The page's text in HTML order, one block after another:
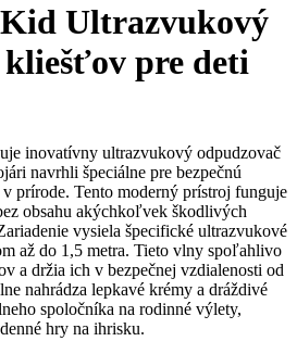
Ultrazvukový
kliešťov pre deti
inovatívny ultrazvukový odpudzovač
navrhli špeciálne pre bezpečnú
prírode. Tento moderný prístroj funguje
obsahu akýchkoľvek škodlivých
vysiela špecifické ultrazvukové
až do 1,5 metra. Tieto vlny spoľahlivo
a držia ich v bezpečnej vzdialenosti od
nahrádza lepkavé krémy a dráždivé
spoločníka na rodinné výlety,
hry na ihrisku.